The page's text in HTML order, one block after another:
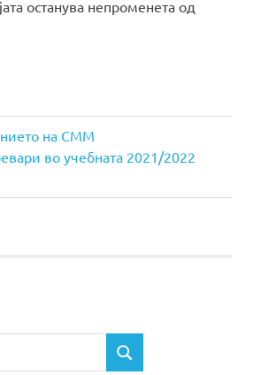
останува непроменетa од
на СММ
во учебната 2021/2022
SEARCH